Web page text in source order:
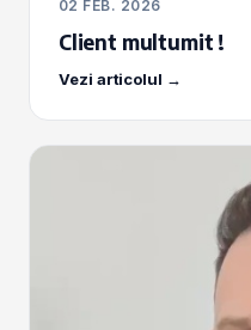
02 FEB. 2026
Client multumit !
Vezi articolul →